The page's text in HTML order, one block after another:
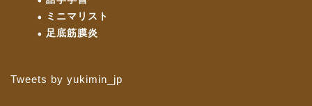
ミニマリスト
足底筋膜炎
Tweets by yukimin_jp